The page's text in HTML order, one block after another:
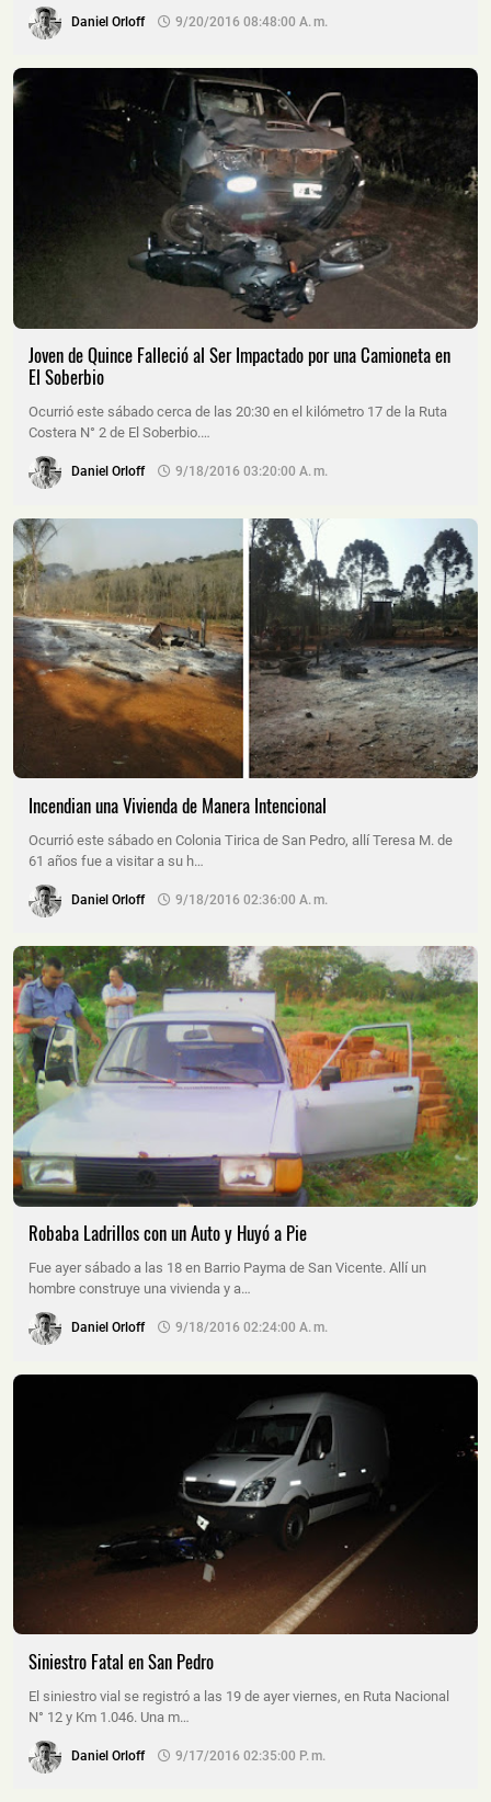
Daniel Orloff 9/20/2016 08:48:00 A. M.
Joven de Quince Falleció al Ser Impactado por una Camioneta en
El Soberbio
Ocurrió este sábado cerca de las 20:30 en el kilómetro 17 de la Ruta
Costera N° 2 de El Soberbio.…
Daniel Orloff 9/18/2016 03:20:00 A. M.
Incendian una Vivienda de Manera Intencional
Ocurrió este sábado en Colonia Tirica de San Pedro, allí Teresa M. de
61 años fue a visitar a su h…
Daniel Orloff 9/18/2016 02:36:00 A. M.
Robaba Ladrillos con un Auto y Huyó a Pie
Fue ayer sábado a las 18 en Barrio Payma de San Vicente. Allí un
hombre construye una vivienda y a…
Daniel Orloff 9/18/2016 02:24:00 A. M.
Siniestro Fatal en San Pedro
El siniestro vial se registró a las 19 de ayer viernes, en Ruta Nacional
N° 12 y Km 1.046. Una m…
Daniel Orloff 9/17/2016 02:35:00 P. M.